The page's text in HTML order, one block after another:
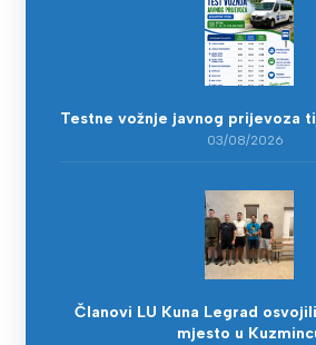
Testne vožnje javnog prijevoza
03/08/2026
Članovi LU Kuna Legrad
mjesto u